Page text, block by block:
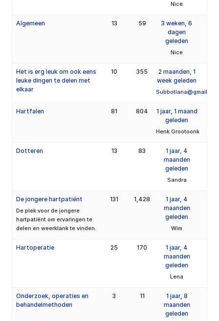
Nice
Algemeen 13 59
3 weken, 6
dagen
geleden
Nice
Het is erg leuk om ook eens
leuke dingen te delen met
elkaar
10 355
2 maanden, 1
week geleden
Hartfalen 81 804
1 jaar, 1 maand
geleden
Henk Grootoonk
Dotteren 13 83
1 jaar, 4
maanden
geleden
Sandra
De jongere hartpatiënt
De plek voor de jongere
hartpatiënt om ervaringen te
delen en weerklank te vinden.
131 1,428
1 jaar, 4
maanden
geleden
Wim
Hartoperatie 25 170
1 jaar, 4
maanden
geleden
Lena
Onderzoek, operaties en
behandelmethoden
3 11
1 jaar, 8
maanden
geleden